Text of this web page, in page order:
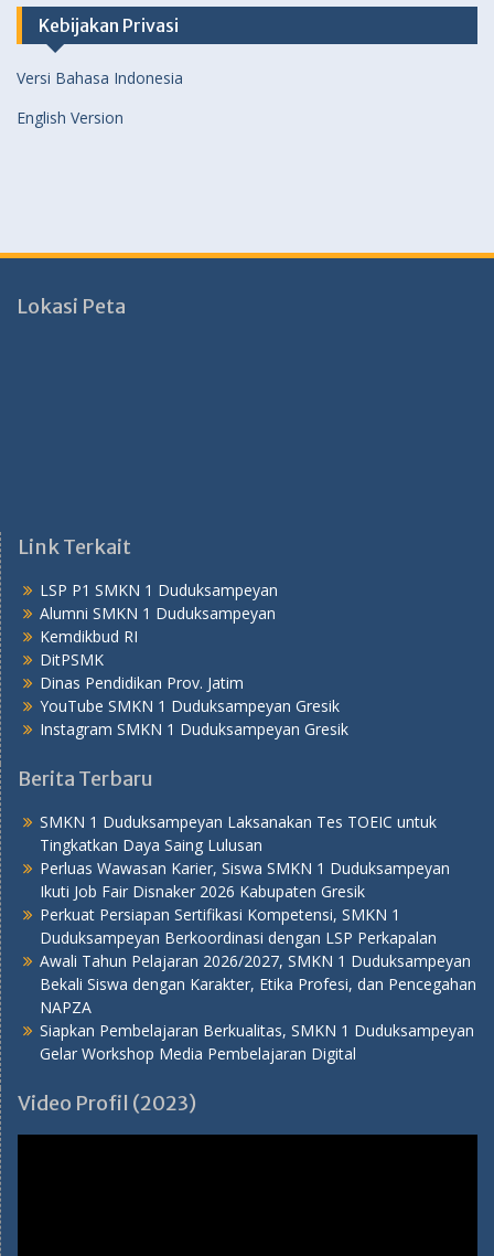
Kebijakan Privasi
Versi Bahasa Indonesia
English Version
Lokasi Peta
Link Terkait
LSP P1 SMKN 1 Duduksampeyan
Alumni SMKN 1 Duduksampeyan
Kemdikbud RI
DitPSMK
Dinas Pendidikan Prov. Jatim
YouTube SMKN 1 Duduksampeyan Gresik
Instagram SMKN 1 Duduksampeyan Gresik
Berita Terbaru
SMKN 1 Duduksampeyan Laksanakan Tes TOEIC untuk
Tingkatkan Daya Saing Lulusan
Perluas Wawasan Karier, Siswa SMKN 1 Duduksampeyan
Ikuti Job Fair Disnaker 2026 Kabupaten Gresik
Perkuat Persiapan Sertifikasi Kompetensi, SMKN 1
Duduksampeyan Berkoordinasi dengan LSP Perkapalan
Awali Tahun Pelajaran 2026/2027, SMKN 1 Duduksampeyan
Bekali Siswa dengan Karakter, Etika Profesi, dan Pencegahan
NAPZA
Siapkan Pembelajaran Berkualitas, SMKN 1 Duduksampeyan
Gelar Workshop Media Pembelajaran Digital
Video Profil (2023)